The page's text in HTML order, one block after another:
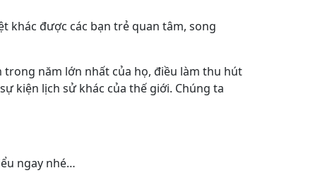
khác được các bạn trẻ quan tâm, song
trong năm lớn nhất của họ, điều làm thu hút
kiện lịch sử khác của thế giới. Chúng ta
ngay nhé…